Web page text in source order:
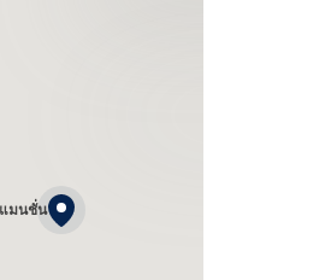
มนชั่น